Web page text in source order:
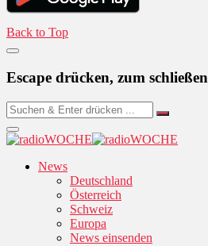
Back to Top
Escape drücken, zum schließen
News
Deutschland
Österreich
Schweiz
Europa
News einsenden